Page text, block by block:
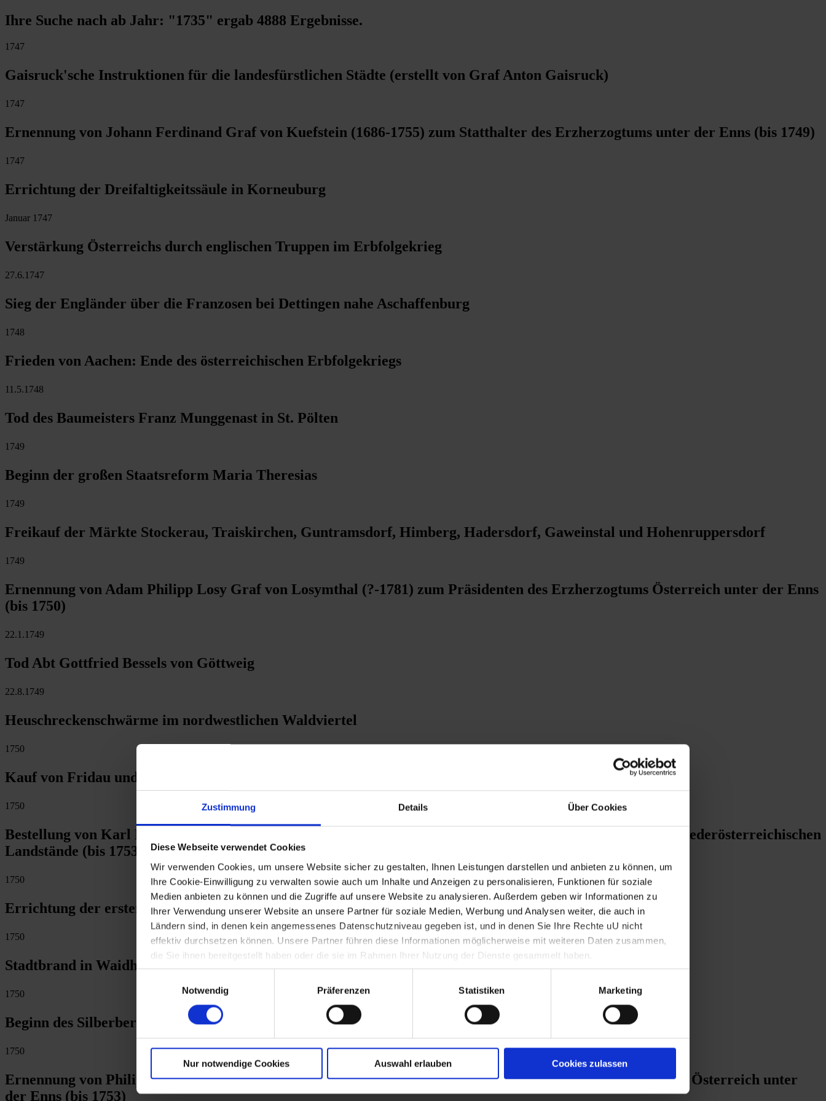
Zustimmung Details Über Cookies
Diese Webseite verwendet Cookies
Wir verwenden Cookies, um unsere Website sicher zu gestalten, Ihnen Leistungen darstellen und anbieten zu können, um
Ihre Cookie-Einwilligung zu verwalten sowie auch um Inhalte und Anzeigen zu personalisieren, Funktionen für soziale
Medien anbieten zu können und die Zugriffe auf unsere Website zu analysieren. Außerdem geben wir Informationen zu
Ihrer Verwendung unserer Website an unsere Partner für soziale Medien, Werbung und Analysen weiter, die auch in
Ländern sind, in denen kein angemessenes Datenschutzniveau gegeben ist, und in denen Sie Ihre Rechte uU nicht
effektiv durchsetzen können. Unsere Partner führen diese Informationen möglicherweise mit weiteren Daten zusammen,
die Sie ihnen bereitgestellt haben oder die sie im Rahmen Ihrer Nutzung der Dienste gesammelt haben.
Notwendig
Präferenzen Statistiken Marketing
Nur notwendige Cookies Auswahl erlauben Cookies zulassen
Ihre Suche nach ab Jahr: "1735" ergab 4888 Ergebnisse.
1747
Gaisruck'sche Instruktionen für die landesfürstlichen Städte (erstellt von Graf Anton Gaisruck)
1747
Ernennung von Johann Ferdinand Graf von Kuefstein (1686-1755) zum Statthalter des Erzherzogtums unter der Enns (bis 1749)
1747
Errichtung der Dreifaltigkeitssäule in Korneuburg
Januar 1747
Verstärkung Österreichs durch englischen Truppen im Erbfolgekrieg
27.6.1747
Sieg der Engländer über die Franzosen bei Dettingen nahe Aschaffenburg
1748
Frieden von Aachen: Ende des österreichischen Erbfolgekriegs
11.5.1748
Tod des Baumeisters Franz Munggenast in St. Pölten
1749
Beginn der großen Staatsreform Maria Theresias
1749
Freikauf der Märkte Stockerau, Traiskirchen, Guntramsdorf, Himberg, Hadersdorf, Gaweinstal und Hohenruppersdorf
1749
Ernennung von Adam Philipp Losy Graf von Losymthal (?-1781) zum Präsidenten des Erzherzogtums Österreich unter der Enns
(bis 1750)
22.1.1749
Tod Abt Gottfried Bessels von Göttweig
22.8.1749
Heuschreckenschwärme im nordwestlichen Waldviertel
1750
Kauf von Fridau und Errichtung einer Textilfabrik durch Freiherr von Grechtler
1750
Bestellung von Karl Ferdinand Graf von Königsegg-Rothenfels-Erps (1696-1759) zum Landmarschall der Niederösterreichischen
Landstände (bis 1753)
1750
Errichtung der ersten Theaters in Baden durch Umgestaltung eines Stadels in der Burg
1750
Stadtbrand in Waidhofen/Ybbs
1750
Beginn des Silberbergbaus auf dem Annaberg (Erzkogel)
1750
Ernennung von Philipp Joseph Graf von Orsini-Rosenberg (1691-1765) zum Präsidenten des Erzherzogtums Österreich unter
der Enns (bis 1753)